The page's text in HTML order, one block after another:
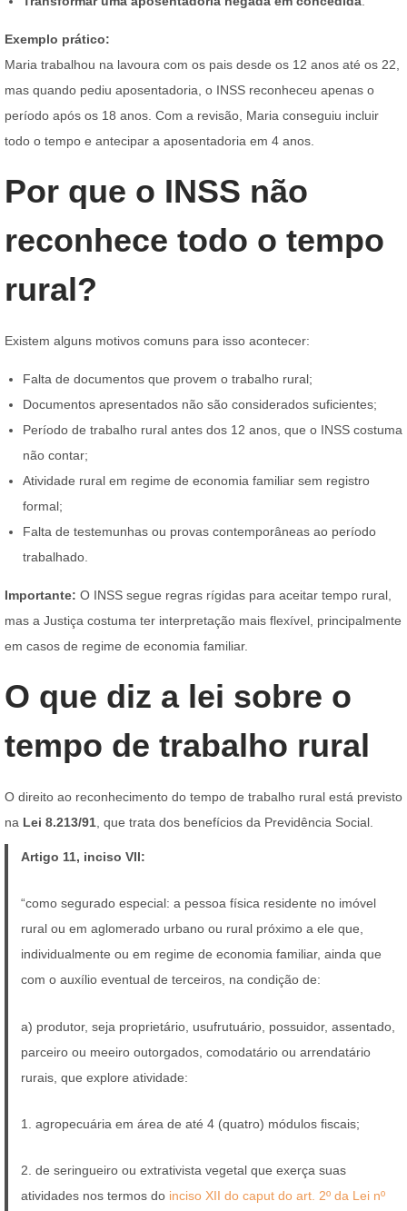
Exemplo prático:
Maria trabalhou na lavoura com os pais desde os 12 anos até os 22,
mas quando pediu aposentadoria, o INSS reconheceu apenas o
período após os 18 anos. Com a revisão, Maria conseguiu incluir
todo o tempo e antecipar a aposentadoria em 4 anos.
Por que o INSS não
reconhece todo o tempo
rural?
Existem alguns motivos comuns para isso acontecer:
Falta de documentos que provem o trabalho rural;
Documentos apresentados não são considerados suficientes;
Período de trabalho rural antes dos 12 anos, que o INSS costuma
não contar;
Atividade rural em regime de economia familiar sem registro
formal;
Falta de testemunhas ou provas contemporâneas ao período
trabalhado.
Importante: O INSS segue regras rígidas para aceitar tempo rural,
mas a Justiça costuma ter interpretação mais flexível, principalmente
em casos de regime de economia familiar.
O que diz a lei sobre o
tempo de trabalho rural
O direito ao reconhecimento do tempo de trabalho rural está previsto
na Lei 8.213/91 , que trata dos benefícios da Previdência Social.
Artigo 11, inciso VII:
“como segurado especial: a pessoa física residente no imóvel
rural ou em aglomerado urbano ou rural próximo a ele que,
individualmente ou em regime de economia familiar, ainda que
com o auxílio eventual de terceiros, na condição de:
a) produtor, seja proprietário, usufrutuário, possuidor, assentado,
parceiro ou meeiro outorgados, comodatário ou arrendatário
rurais, que explore atividade:
1. agropecuária em área de até 4 (quatro) módulos fiscais;
2. de seringueiro ou extrativista vegetal que exerça suas
atividades nos termos do inciso XII do caput do art. 2º da Lei nº